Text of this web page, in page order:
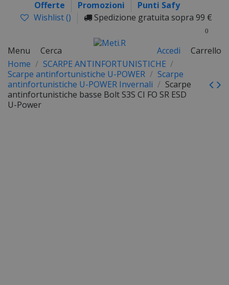
Offerte Promozioni
Punti Safy
Wishlist () Spedizione gratuita sopra 99 €
Menu Cerca Accedi
0
Carrello
Home
SCARPE ANTINFORTUNISTICHE
Scarpe antinfortunistiche U-POWER
Scarpe
antinfortunistiche U-POWER Invernali
Scarpe
antinfortunistiche basse Bolt S3S CI FO SR ESD
U-Power